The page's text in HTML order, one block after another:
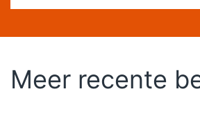
Meer recente